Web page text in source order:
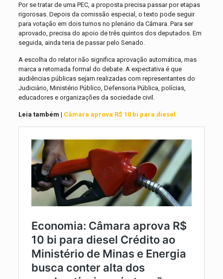
Por se tratar de uma PEC, a proposta precisa passar por etapas
rigorosas. Depois da comissão especial, o texto pode seguir
para votação em dois turnos no plenário da Câmara. Para ser
aprovado, precisa do apoio de três quintos dos deputados. Em
seguida, ainda teria de passar pelo Senado.
A escolha do relator não significa aprovação automática, mas
marca a retomada formal do debate. A expectativa é que
audiências públicas sejam realizadas com representantes do
Judiciário, Ministério Público, Defensoria Pública, polícias,
educadores e organizações da sociedade civil.
Leia também | Câmara aprova R$ 10 bi para diesel